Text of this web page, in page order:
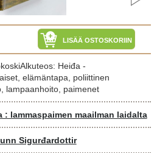
LISÄÄ OSTOSKORIIN
Heiđa -
elämäntapa, poliittinen
lampaanhoito, paimenet
: lammaspaimen maailman laidalta
Sigurđardottir